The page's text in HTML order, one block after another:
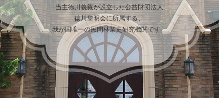
当主徳川義親が設立した公益財団法人
徳川黎明会に所属する、
我が国唯一の民間林業史研究機関です。